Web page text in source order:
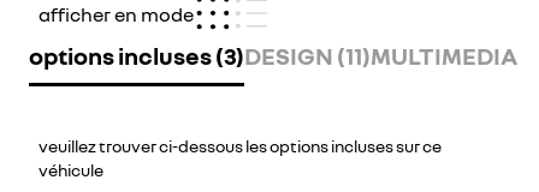
afficher en mode
options incluses (3)DESIGN (11)MULTIMEDIA
veuillez trouver ci-dessous les options incluses sur ce
véhicule